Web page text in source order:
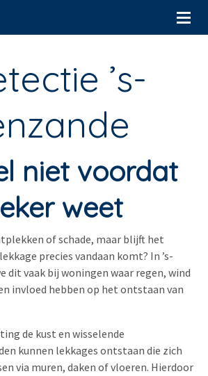
’s-
niet voordat
weet
of schade, maar blijft het
precies vandaan komt? In ’s-
dit vaak bij woningen waar regen, wind
invloed hebben op het ontstaan van
de kust en wisselende
kunnen lekkages ontstaan die zich
via muren, daken of vloeren. Hierdoor